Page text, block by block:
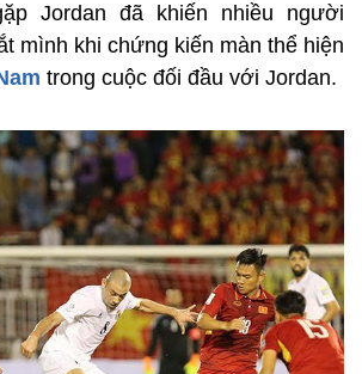
Jordan đã khiến nhiều người
mình khi chứng kiến màn thể hiện
trong cuộc đối đầu với Jordan.